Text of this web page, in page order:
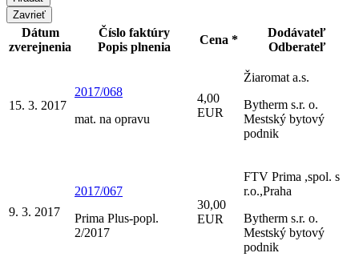
Zavrieť
Dátum
zverejnenia
Číslo faktúry
Popis plnenia
Cena *
Dodávateľ
Odberateľ
15. 3. 2017
2017/068
mat. na opravu
4,00
EUR
Žiaromat a.s.
Bytherm s.r. o.
Mestský bytový
podnik
9. 3. 2017
2017/067
Prima Plus-popl.
2/2017
30,00
EUR
FTV Prima ,spol. s
r.o.,Praha
Bytherm s.r. o.
Mestský bytový
podnik